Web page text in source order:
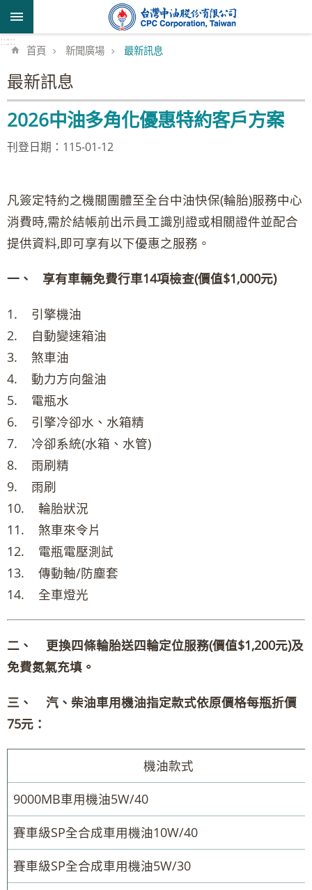
跳到主要內容區塊
::::::
首頁 新聞廣場 最新訊息
最新訊息
2026中油多角化優惠特約客戶方案
刊登日期：115-01-12
凡簽定特約之機關團體至全台中油快保(輪胎)服務中心
消費時,需於結帳前出示員工識別證或相關證件並配合
提供資料,即可享有以下優惠之服務。
一、 享有車輛免費行車14項檢查(價值$1,000元)
1. 引擎機油
2. 自動變速箱油
3. 煞車油
4. 動力方向盤油
5. 電瓶水
6. 引擎冷卻水、水箱精
7. 冷卻系統(水箱、水管)
8. 雨刷精
9. 雨刷
10. 輪胎狀況
11. 煞車來令片
12. 電瓶電壓測試
13. 傳動軸/防塵套
14. 全車燈光
二、 更換四條輪胎送四輪定位服務(價值$1,200元)及
免費氮氣充填。
三、 汽、柴油車用機油指定款式依原價格每瓶折價
75元：
機油款式
9000MB車用機油5W/40
賽車級SP全合成車用機油10W/40
賽車級SP全合成車用機油5W/30